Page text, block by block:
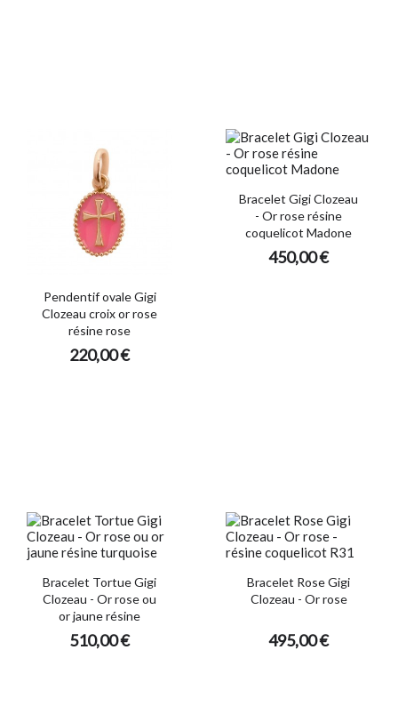
Pendentif ovale Gigi
Clozeau croix or rose
résine rose
220,00 €
Bracelet Gigi Clozeau
- Or rose résine
coquelicot Madone
450,00 €
Bracelet Tortue Gigi
Clozeau - Or rose ou
or jaune résine
510,00 €
Bracelet Rose Gigi
Clozeau - Or rose
495,00 €